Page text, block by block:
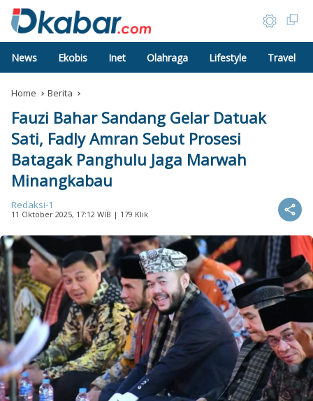
News Ekobis Inet Olahraga Lifestyle Travel
Home Berita
Fauzi Bahar Sandang Gelar Datuak
Sati, Fadly Amran Sebut Prosesi
Batagak Panghulu Jaga Marwah
Minangkabau
Redaksi-1
11 Oktober 2025, 17:12 WIB | 179 Klik